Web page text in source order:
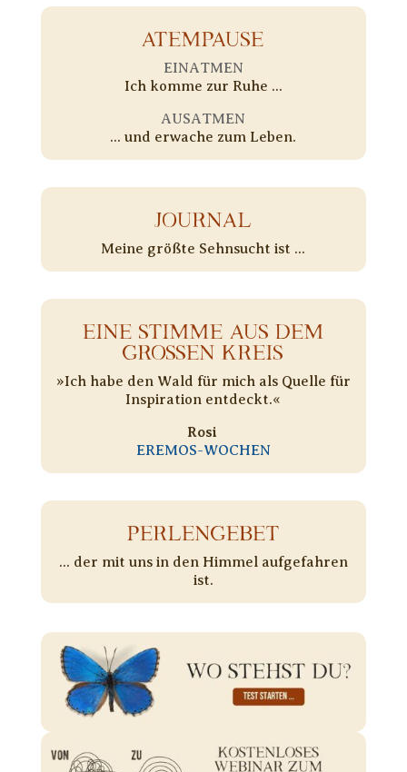
ATEMPAUSE
EINATMEN
Ich komme zur Ruhe ...
AUSATMEN
... und erwache zum Leben.
JOURNAL
Meine größte Sehnsucht ist ...
EINE STIMME AUS DEM
GROSSEN KREIS
»Ich habe den Wald für mich als Quelle für
Inspiration entdeckt.«
Rosi
EREMOS-WOCHEN
PERLENGEBET
... der mit uns in den Himmel aufgefahren
ist.